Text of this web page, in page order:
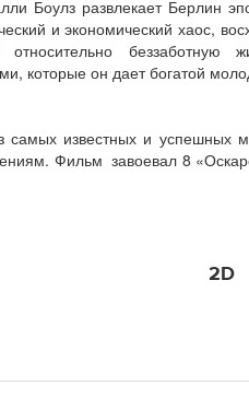
Боулз развлекает Берлин
и экономический хаос,
которые он дает богатой
известных и успешных
Фильм завоевал 8
2D